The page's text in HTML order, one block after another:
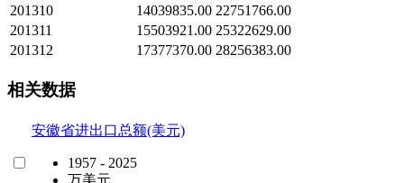
201310
14039835.00 22751766.00
201311
15503921.00 25322629.00
201312
17377370.00 28256383.00
相关数据
安徽省进出口总额(美元)
1957 - 2025
万美元